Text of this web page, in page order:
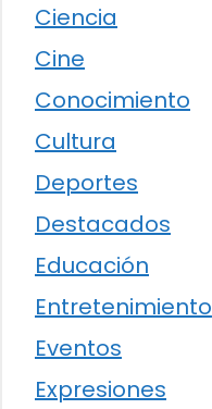
Ciencia
Cine
Conocimiento
Cultura
Deportes
Destacados
Educación
Entretenimiento
Eventos
Expresiones